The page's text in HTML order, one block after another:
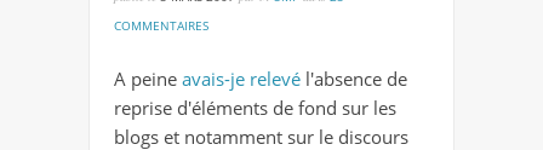
COMMENTAIRESsur
"coming-
out"
eurovolontariste
A peine avais-je relevé l'absence de
reprise d'éléments de fond sur les
blogs et notamment sur le discours